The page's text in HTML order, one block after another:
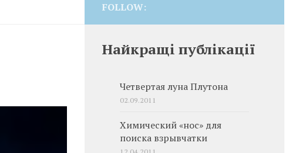
FOLLOW:
Найкращі публікації
Четвертая луна Плутона
02.09.2011
Химический «нос» для
поиска взрывчатки